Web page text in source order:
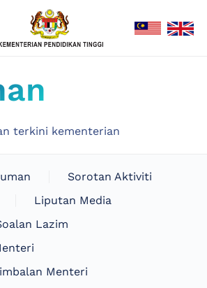
terkini kementerian
Sorotan Aktiviti
Liputan Media
Lazim
Menteri